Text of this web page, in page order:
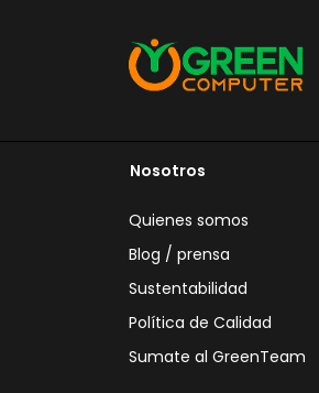
Nosotros
Quienes somos
Blog / prensa
Sustentabilidad
Política de Calidad
Sumate al GreenTeam